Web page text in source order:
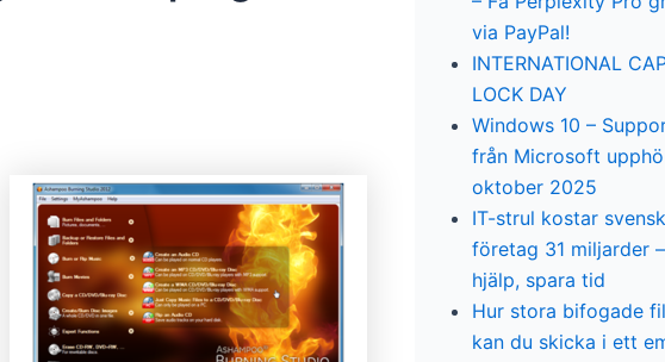
via PayPal!
INTERNATIONAL
LOCK DAY
Windows 10 –
från Microsoft
oktober 2025
IT-strul kostar
företag 31 miljarder
hjälp, spara tid
Hur stora bifogade
kan du skicka i ett